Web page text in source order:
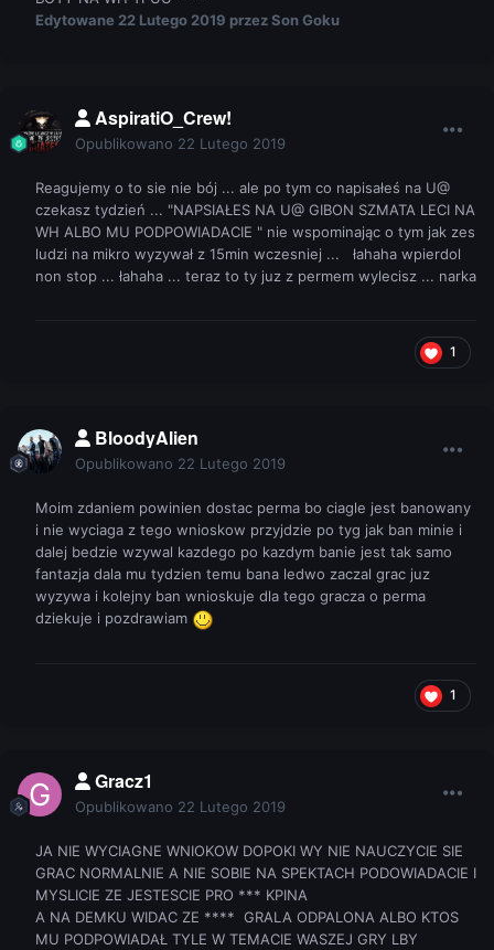
Edytowane 22 Lutego 2019 przez Son Goku
AspiratiO_Crew!
Opublikowano 22 Lutego 2019
Reagujemy o to sie nie bój ... ale po tym co napisałeś na U@
czekasz tydzień ... "NAPSIAŁES NA U@ GIBON SZMATA LECI NA
WH ALBO MU PODPOWIADACIE " nie wspominając o tym jak zes
ludzi na mikro wyzywał z 15min wczesniej ... łahaha wpierdol
non stop ... łahaha ... teraz to ty juz z permem wylecisz ... narka
1
BloodyAlien
Opublikowano 22 Lutego 2019
Moim zdaniem powinien dostac perma bo ciagle jest banowany
i nie wyciaga z tego wnioskow przyjdzie po tyg jak ban minie i
dalej bedzie wzywal kazdego po kazdym banie jest tak samo
fantazja dala mu tydzien temu bana ledwo zaczal grac juz
wyzywa i kolejny ban wnioskuje dla tego gracza o perma
dziekuje i pozdrawiam
1
Gracz1
Opublikowano 22 Lutego 2019
JA NIE WYCIAGNE WNIOKOW DOPOKI WY NIE NAUCZYCIE SIE
GRAC NORMALNIE A NIE SOBIE NA SPEKTACH PODOWIADACIE I
MYSLICIE ZE JESTESCIE PRO *** KPINA
A NA DEMKU WIDAC ZE **** GRALA ODPALONA ALBO KTOS
MU PODPOWIADAŁ TYLE W TEMACIE WASZEJ GRY LBY